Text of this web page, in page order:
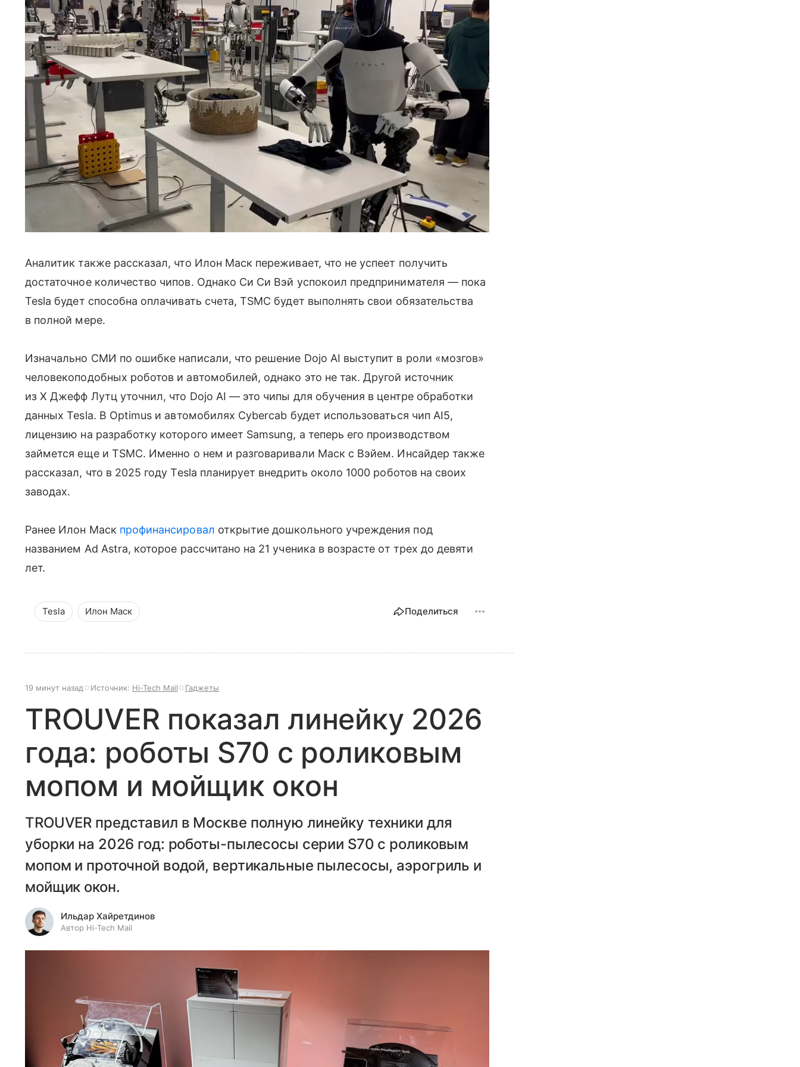
Аналитик также рассказал, что Илон Маск переживает, что не успеет получить
достаточное количество чипов. Однако Cи Cи Вэй успокоил предпринимателя — пока
Tesla будет способна оплачивать счета, TSMC будет выполнять свои обязательства
в полной мере.
Изначально СМИ по ошибке написали, что решение Dojo AI выступит в роли «мозгов»
человекоподобных роботов и автомобилей, однако это не так. Другой источник
из X Джефф Лутц уточнил, что Dojo AI — это чипы для обучения в центре обработки
данных Tesla. В Optimus и автомобилях Cybercab будет использоваться чип AI5,
лицензию на разработку которого имеет Samsung, а теперь его производством
займется еще и TSMC. Именно о нем и разговаривали Маск с Вэйем. Инсайдер также
рассказал, что в 2025 году Tesla планирует внедрить около 1000 роботов на своих
заводах.
Ранее Илон Маск профинансировал открытие дошкольного учреждения под
названием Ad Astra, которое рассчитано на 21 ученика в возрасте от трех до девяти
лет.
Tesla Илон Маск Поделиться
19 минут назад Источник: Hi-Tech Mail Гаджеты
TROUVER показал линейку 2026
года: роботы S70 с роликовым
мопом и мойщик окон
TROUVER представил в Москве полную линейку техники для
уборки на 2026 год: роботы-пылесосы серии S70 с роликовым
мопом и проточной водой, вертикальные пылесосы, аэрогриль и
мойщик окон.
Ильдар Хайретдинов
Автор Hi-Tech Mail